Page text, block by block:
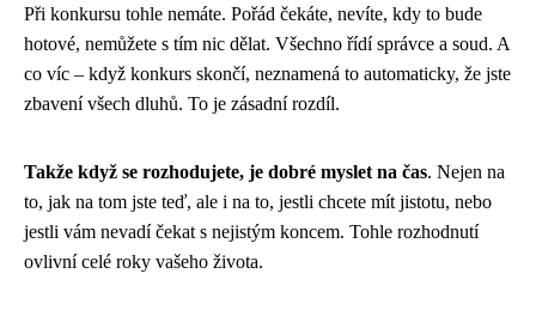
Při konkursu tohle nemáte. Pořád čekáte, nevíte, kdy to bude
hotové, nemůžete s tím nic dělat. Všechno řídí správce a soud. A
co víc – když konkurs skončí, neznamená to automaticky, že jste
zbavení všech dluhů. To je zásadní rozdíl.
Takže když se rozhodujete, je dobré myslet na čas. Nejen na
to, jak na tom jste teď, ale i na to, jestli chcete mít jistotu, nebo
jestli vám nevadí čekat s nejistým koncem. Tohle rozhodnutí
ovlivní celé roky vašeho života.